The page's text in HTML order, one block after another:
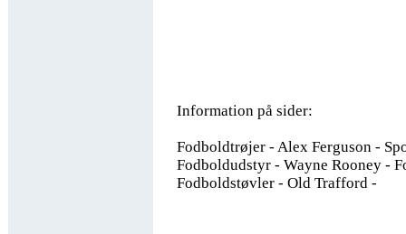
Information på sider:
Fodboldtrøjer - Alex Ferguson -
Fodboldudstyr - Wayne Rooney -
Fodboldstøvler - Old Trafford -